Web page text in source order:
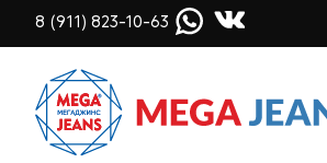
8 (911) 823-10-63